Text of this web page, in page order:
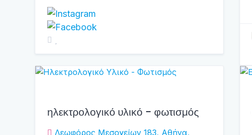
ηλεκτρολογικό υλικό - φωτισμός
Λεωφόρος Μεσογείων 183, Αθήνα,